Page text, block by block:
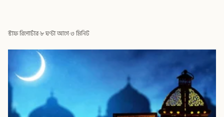
স্টাফ রিপোর্টার·৮ ঘণ্টা আগে·৩ মিনিট